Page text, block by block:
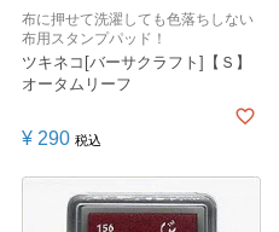
布に押せて洗濯しても色落ちしない
布用スタンプパッド！
ツキネコ[バーサクラフト]【Ｓ】
オータムリーフ
¥ 290 税込